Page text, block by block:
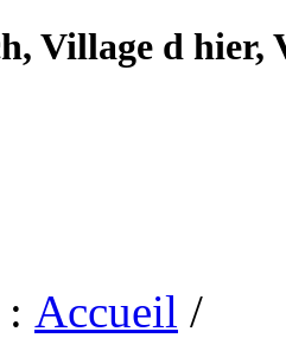
Village d
Accueil /